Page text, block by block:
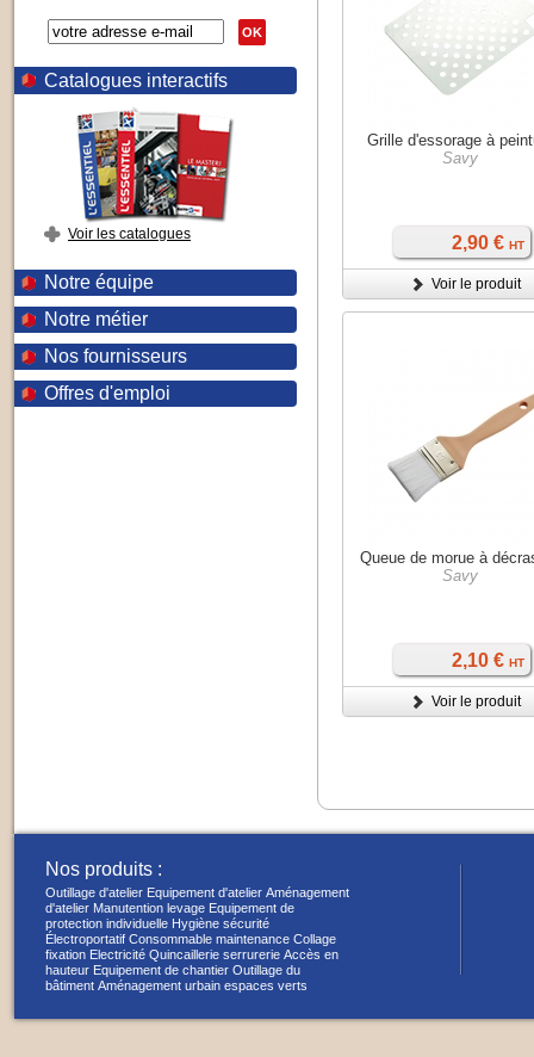
OK
Catalogues interactifs
Voir les catalogues
Notre équipe
Notre métier
Nos fournisseurs
Offres d'emploi
Grille d'essorage à
Savy
2,90 € HT
Voir le produit
Queue de morue à
Savy
2,10 € HT
Voir le produit
Nos produits :
Outillage d'atelier Equipement d'atelier Aménagement
d'atelier Manutention levage Equipement de
protection individuelle Hygiène sécurité
Électroportatif Consommable maintenance Collage
fixation Electricité Quincaillerie serrurerie Accès en
hauteur Equipement de chantier Outillage du
bâtiment Aménagement urbain espaces verts